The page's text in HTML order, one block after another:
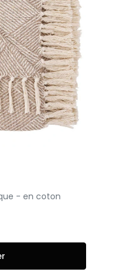
- en coton